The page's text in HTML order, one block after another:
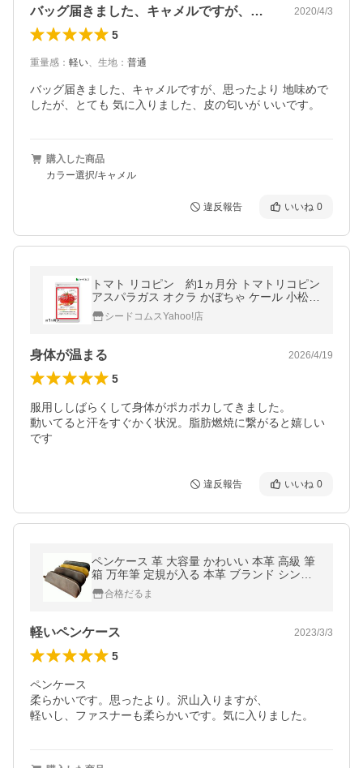
バッグ届きました、キャメルですが、思っ… 2020/4/3
5
重量感 ： 軽い、 生地 ： 普通
バッグ届きました、キャメルですが、思ったより 地味めで
したが、とても 気に入りました、皮の匂いが いいです。
購入した商品
カラー選択/キャメル
違反報告 いいね 0
トマト リコピン 約1ヵ月分 トマトリコピン
アスパラガス オクラ かぼちゃ ケール 小松菜
大根葉 パセリ ブロッコリー
シードコムスYahoo!店
身体が温まる 2026/4/19
5
服用ししばらくして身体がポカポカしてきました。
動いてると汗をすぐかく状況。脂肪燃焼に繋がると嬉しい
です
違反報告 いいね 0
ペンケース 革 大容量 かわいい 本革 高級 筆
箱 万年筆 定規が入る 本革 ブランド シンプ
ル合格だるま
軽いペンケース 2023/3/3
5
ペンケース
柔らかいです。思ったより。沢山入りますが、
軽いし、ファスナーも柔らかいです。気に入りました。